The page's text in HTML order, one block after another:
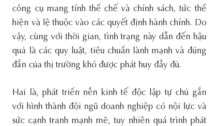
công cụ mang tính thể chế và chính sách, tức thể
hiện và lệ thuộc vào các quyết định hành chính. Do
vậy, cùng với thời gian, tình trạng này dẫn đến hậu
quả là các quy luật, tiêu chuẩn lành mạnh và đúng
đắn của thị trường khó được phát huy đầy đủ.
Hai là, phát triển nền kinh tế độc lập tự chủ gắn
với hình thành đội ngũ doanh nghiệp có nội lực và
sức cạnh tranh mạnh mẽ, tuy nhiên quá trình phát